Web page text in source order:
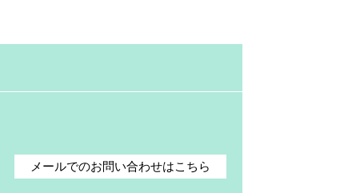
メールでのお問い合わせはこちら